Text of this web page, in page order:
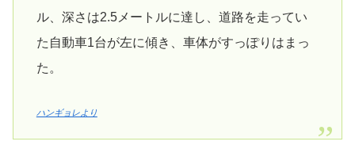
ル、深さは2.5メートルに達し、道路を走ってい
た自動車1台が左に傾き、車体がすっぽりはまっ
た。
ハンギョレより